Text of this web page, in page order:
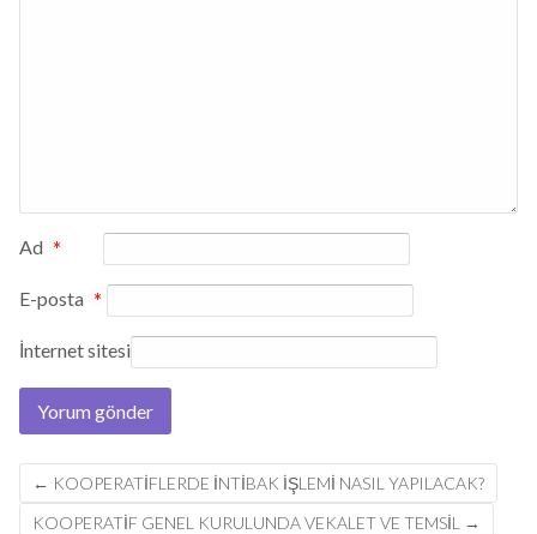
Ad *
E-posta *
İnternet sitesi
Post
navigation
← KOOPERATIFLERDE İNTIBAK İŞLEMI NASIL YAPILACAK?
KOOPERATIF GENEL KURULUNDA VEKALET VE TEMSIL →